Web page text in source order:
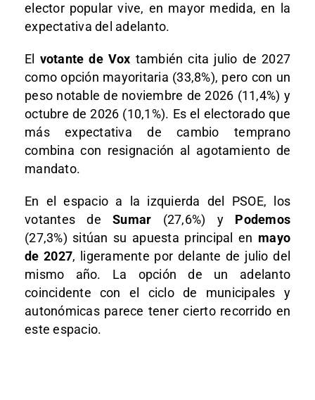
elector popular vive, en mayor medida, en la
expectativa del adelanto.
El votante de Vox también cita julio de 2027
como opción mayoritaria (33,8%), pero con un
peso notable de noviembre de 2026 (11,4%) y
octubre de 2026 (10,1%). Es el electorado que
más expectativa de cambio temprano
combina con resignación al agotamiento de
mandato.
En el espacio a la izquierda del PSOE, los
votantes deSumar (27,6%) y Podemos
(27,3%) sitúan su apuesta principal en mayo
de 2027, ligeramente por delante de julio del
mismo año. La opción de un adelanto
coincidente con el ciclo de municipales y
autonómicas parece tener cierto recorrido en
este espacio.